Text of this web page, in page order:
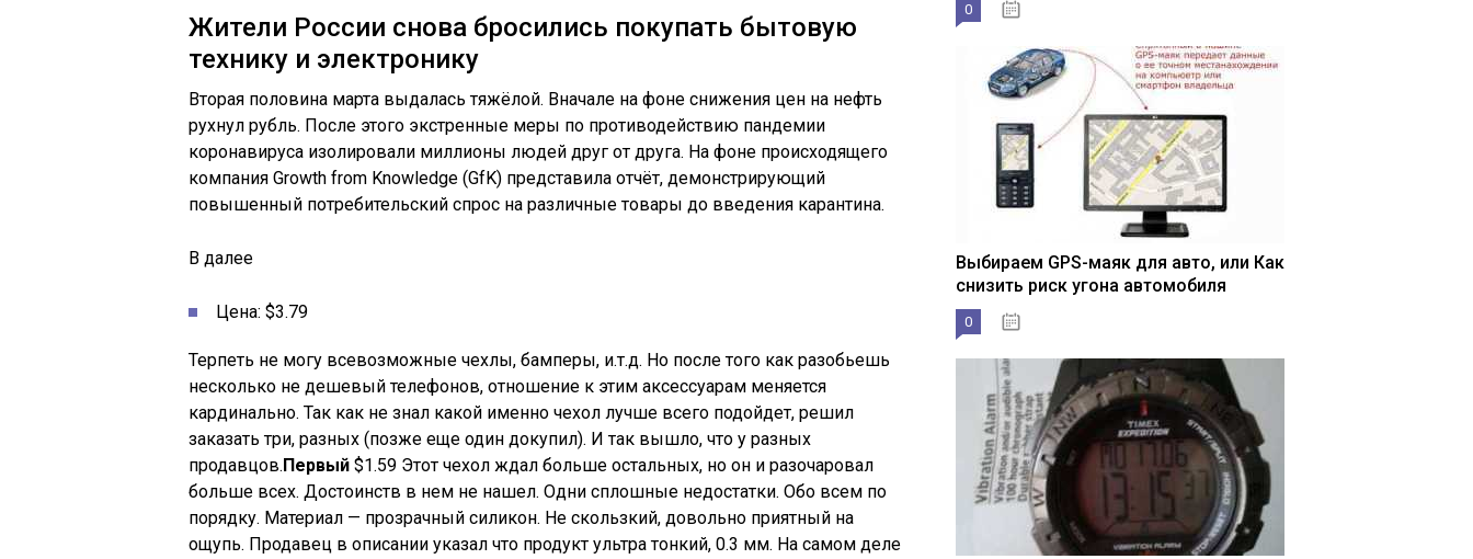
Жители России снова бросились покупать бытовую
технику и электронику
Вторая половина марта выдалась тяжёлой. Вначале на фоне снижения цен на нефть
рухнул рубль. После этого экстренные меры по противодействию пандемии
коронавируса изолировали миллионы людей друг от друга. На фоне происходящего
компания Growth from Knowledge (GfK) представила отчёт, демонстрирующий
повышенный потребительский спрос на различные товары до введения карантина.
В далее
Цена: $3.79
Терпеть не могу всевозможные чехлы, бамперы, и.т.д. Но после того как разобьешь
несколько не дешевый телефонов, отношение к этим аксессуарам меняется
кардинально. Так как не знал какой именно чехол лучше всего подойдет, решил
заказать три, разных (позже еще один докупил). И так вышло, что у разных
продавцов.Первый $1.59 Этот чехол ждал больше остальных, но он и разочаровал
больше всех. Достоинств в нем не нашел. Одни сплошные недостатки. Обо всем по
порядку. Материал — прозрачный силикон. Не скользкий, довольно приятный на
ощупь. Продавец в описании указал что продукт ультра тонкий, 0.3 мм. На самом деле
0
Выбираем GPS-маяк для авто, или Как
снизить риск угона автомобиля
0